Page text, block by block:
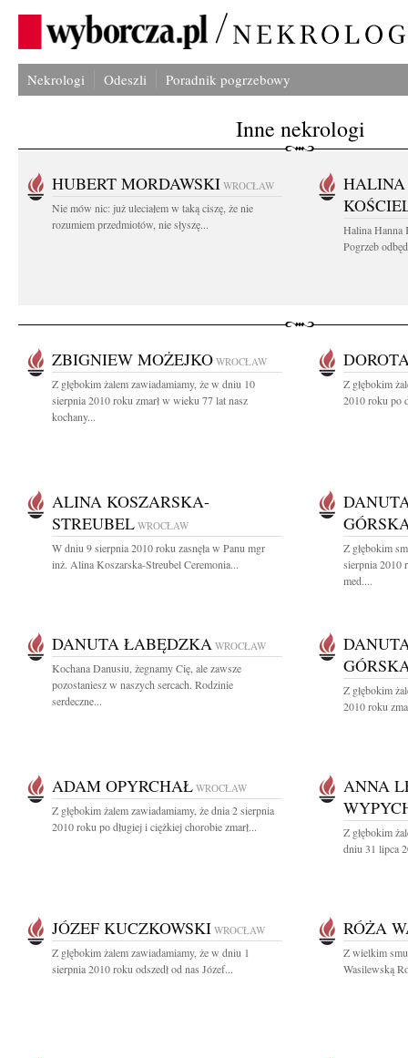
Nekrologi Odeszli Poradnik pogrzebowy
Inne nekrologi
HUBERT MORDAWSKI WROCŁAW
Nie mów nic: już uleciałem w taką ciszę, że nie
rozumiem przedmiotów, nie słyszę...
Halina Hanna
Pogrzeb
ZBIGNIEW MOŻEJKO WROCŁAW
Z głębokim żalem zawiadamiamy, że w dniu 10
sierpnia 2010 roku zmarł w wieku 77 lat nasz
kochany...
Z głębokim
2010 roku po
ALINA KOSZARSKA-
STREUBEL WROCŁAW
W dniu 9 sierpnia 2010 roku zasnęła w Panu mgr
inż. Alina Koszarska-Streubel Ceremonia...
Z głębokim
sierpnia 2010
med....
DANUTA ŁABĘDZKA WROCŁAW
Kochana Danusiu, żegnamy Cię, ale zawsze
pozostaniesz w naszych sercach. Rodzinie
serdeczne...
Z głębokim
2010 roku
ADAM OPYRCHAŁ WROCŁAW
Z głębokim żalem zawiadamiamy, że dnia 2 sierpnia
2010 roku po długiej i ciężkiej chorobie zmarł...
ANNA
Z głębokim
dniu 31 lipca
JÓZEF KUCZKOWSKI WROCŁAW
Z głębokim żalem zawiadamiamy, że w dniu 1
sierpnia 2010 roku odszedł od nas Józef...
RÓŻA
Z wielkim
Wasilewską